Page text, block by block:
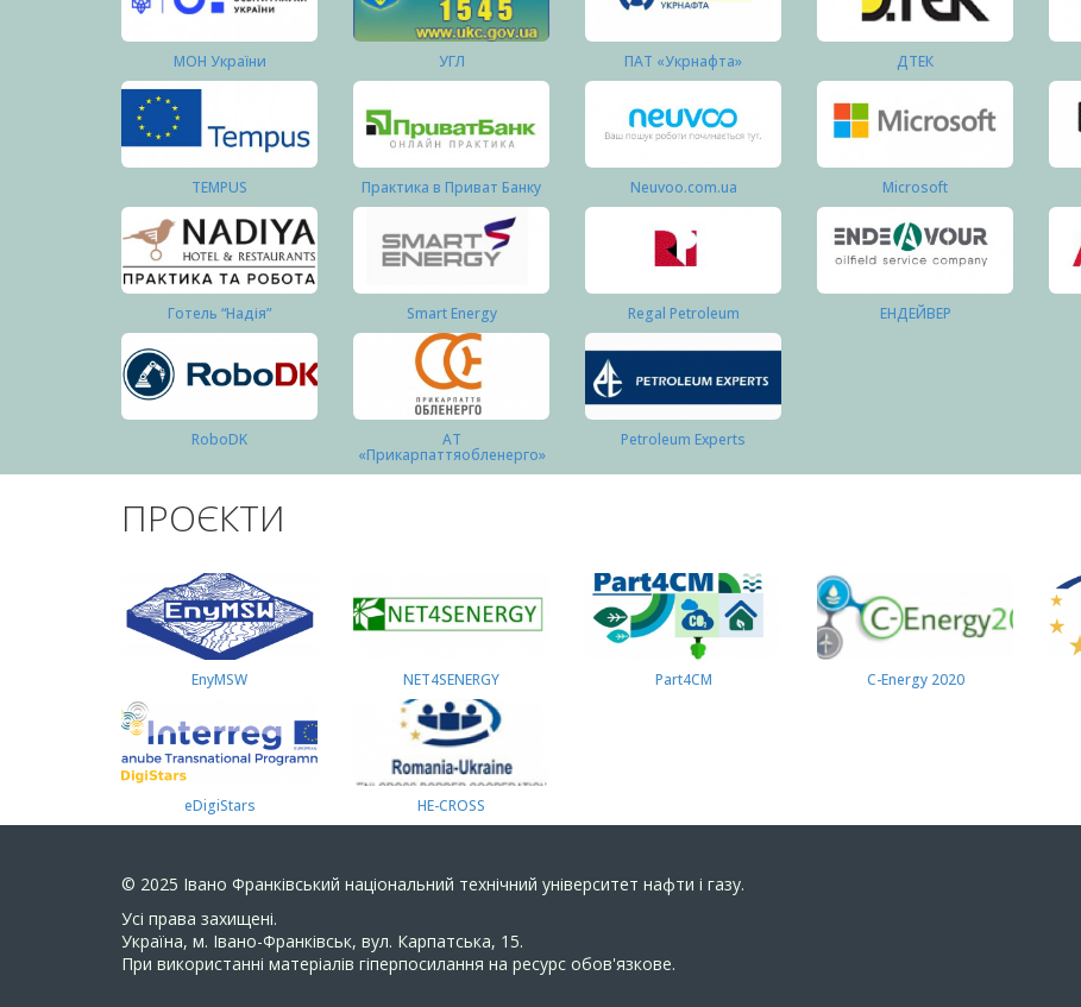
МОН України УГЛ ПАТ «Укрнафта» ДТЕК
TEMPUS Практика в Приват Банку Neuvoo.com.ua Microsoft
Готель “Надія” Smart Energy Regal Petroleum ЕНДЕЙВЕР
RoboDK АТ
«Прикарпаттяобленерго»
Petroleum Experts
ПРОЄКТИ
EnyMSW NET4SENERGY Part4СМ C-Energy 2020
eDigiStars HE-CROSS
© 2025 Івано Франківський національний технічний університет нафти і газу.
Усi права захищенi.
Україна, м. Івано-Франківськ, вул. Карпатська, 15.
При використанні матеріалів гіперпосилання на ресурс обов'язкове.